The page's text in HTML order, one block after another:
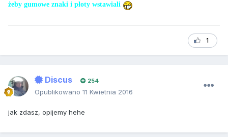
żeby gumowe znaki i płoty wstawiali
1
Discus 254
Opublikowano 11 Kwietnia 2016
jak zdasz, opijemy hehe